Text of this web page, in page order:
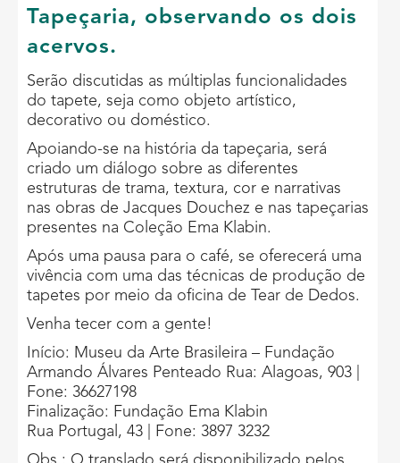
Tapeçaria, observando os dois
acervos.
Serão discutidas as múltiplas funcionalidades
do tapete, seja como objeto artístico,
decorativo ou doméstico.
Apoiando-se na história da tapeçaria, será
criado um diálogo sobre as diferentes
estruturas de trama, textura, cor e narrativas
nas obras de Jacques Douchez e nas tapeçarias
presentes na Coleção Ema Klabin.
Após uma pausa para o café, se oferecerá uma
vivência com uma das técnicas de produção de
tapetes por meio da oficina de Tear de Dedos.
Venha tecer com a gente!
Início: Museu da Arte Brasileira – Fundação
Armando Álvares Penteado Rua: Alagoas, 903 |
Fone: 36627198
Finalização: Fundação Ema Klabin
Rua Portugal, 43 | Fone: 3897 3232